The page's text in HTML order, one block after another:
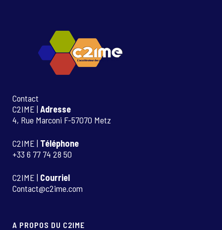
Contact
C2IME | Adresse
4, Rue Marconi F-57070 Metz
C2IME | Téléphone
+33 6 77 74 28 50
C2IME | Courriel
Contact@c2ime.com
A PROPOS DU C2IME